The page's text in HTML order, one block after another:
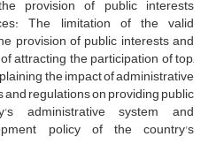
provision of public interests
The limitation of the valid
provision of public interests and
attracting the participation of top,
the impact of administrative
regulations on providing public
administrative system and
policy of the country's